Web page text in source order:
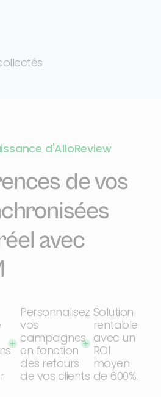
d'AlloReview
de vos
avec
Personnalisez
vos
campagnes
en fonction
des retours
de vos clients
Solution
rentable
avec un
ROI
moyen
de 600%.